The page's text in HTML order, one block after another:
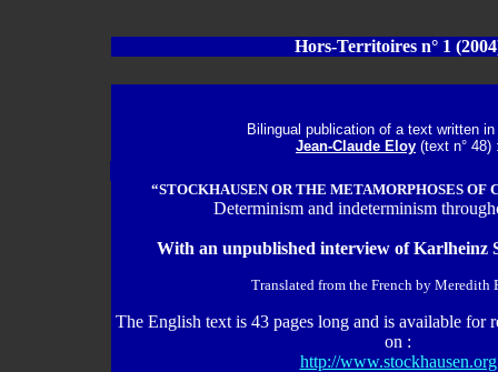
Hors-Territoires n° 1
Bilingual publication of a text written in
Jean-Claude Eloy (text n° 48)
“STOCKHAUSEN OR THE METAMORPHOSES
Determinism and indeterminism
With an unpublished interview of Karlheinz
Translated from the French by Meredith
The English text is 43 pages long and is available for
on :
http://www.stockhausen.org